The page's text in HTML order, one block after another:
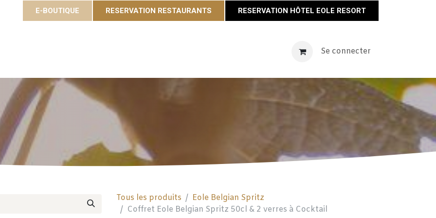
E-BOUTIQUE RESERVATION RESTAURANTS RESERVATION HÔTEL EOLE RESORT
Maison Éole Contact Actualités
Se connecter
Tous les produits
Eole Belgian Spritz
Coffret Eole Belgian Spritz 50cl & 2 verres à Cocktail